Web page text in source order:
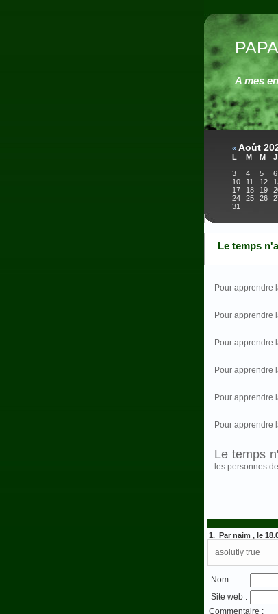
PAPA
A mes
« Août
L M M J
3
4 5 6
10
11 12
17
18 19
24
25 26
31
Le temps
Pour apprendre
Pour apprendre
Pour apprendre
Pour apprendre
Pour apprendre
Pour apprendre
Le temps
les personnes
1. Par naim , le
asolutly true
Nom :
Site web :
Commentaire :